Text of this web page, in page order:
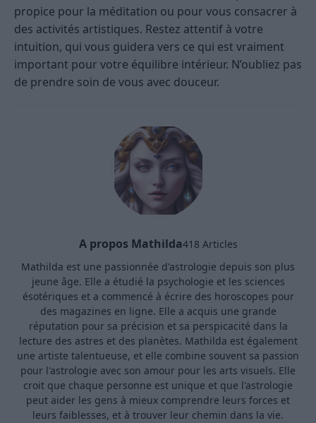
propice pour la méditation ou pour vous consacrer à
des activités artistiques. Restez attentif à votre
intuition, qui vous guidera vers ce qui est vraiment
important pour votre équilibre intérieur. N’oubliez pas
de prendre soin de vous avec douceur.
A propos Mathilda418 Articles
Mathilda est une passionnée d'astrologie depuis son plus
jeune âge. Elle a étudié la psychologie et les sciences
ésotériques et a commencé à écrire des horoscopes pour
des magazines en ligne. Elle a acquis une grande
réputation pour sa précision et sa perspicacité dans la
lecture des astres et des planètes. Mathilda est également
une artiste talentueuse, et elle combine souvent sa passion
pour l'astrologie avec son amour pour les arts visuels. Elle
croit que chaque personne est unique et que l'astrologie
peut aider les gens à mieux comprendre leurs forces et
leurs faiblesses, et à trouver leur chemin dans la vie.